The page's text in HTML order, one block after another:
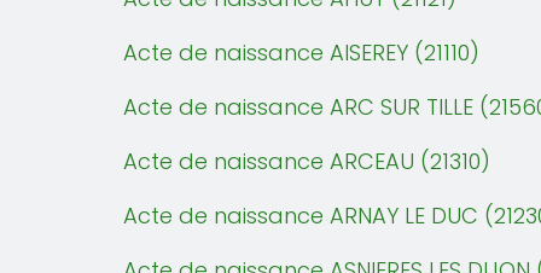
Acte de naissance AISEREY (21110)
Acte de naissance ARC SUR TILLE
Acte de naissance ARCEAU (21310)
Acte de naissance ARNAY LE DUC